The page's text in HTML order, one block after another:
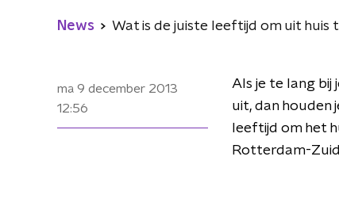
News Wat is de juiste leeftijd om uit huis
ma 9 december 2013
12:56
Als je te lang bij
uit, dan houden
leeftijd om het
Rotterdam-